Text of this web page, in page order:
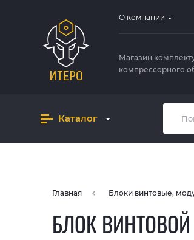
О компании
Магазин
компрессорного
Каталог
Главная Блоки винтовые,
БЛОК ВИНТОВОЙ